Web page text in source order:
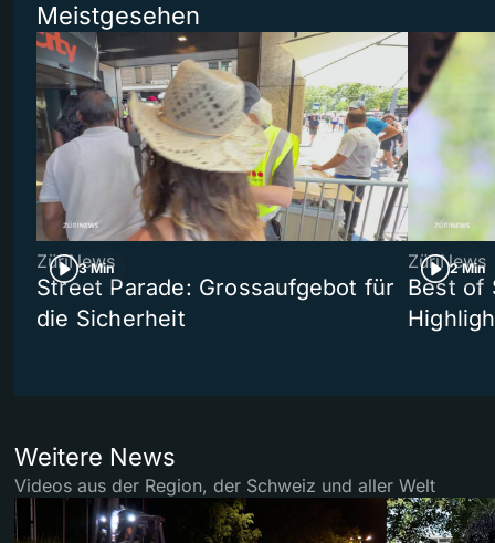
Meistgesehen
3 Min
ZüriNews
Street Parade: Grossaufgebot für
die Sicherheit
2 Min
ZüriNews
Best of
Weitere News
Videos aus der Region, der Schweiz und aller Welt